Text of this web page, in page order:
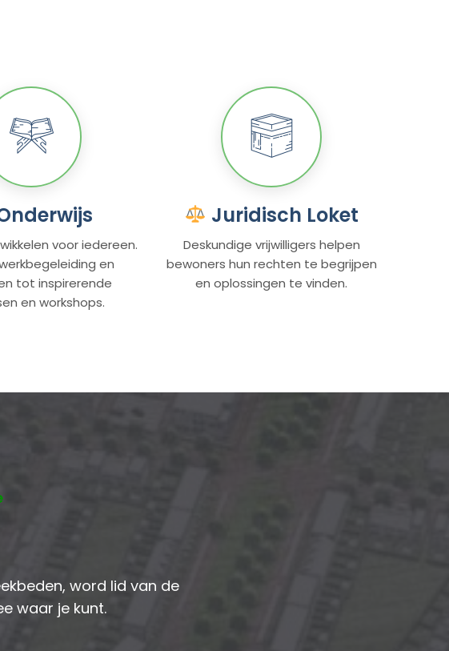
voor iedereen.
en
tot inspirerende
en workshops.
Juridisch Loket
Deskundige vrijwilligers helpen
bewoners hun rechten te begrijpen
en oplossingen te vinden.
word lid van de
waar je kunt.